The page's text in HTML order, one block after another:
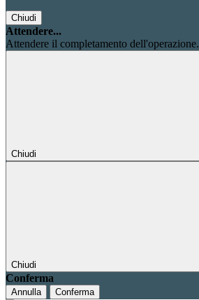
Chiudi
Attendere...
Attendere il completamento
Chiudi
Chiudi
Conferma
Annulla Conferma